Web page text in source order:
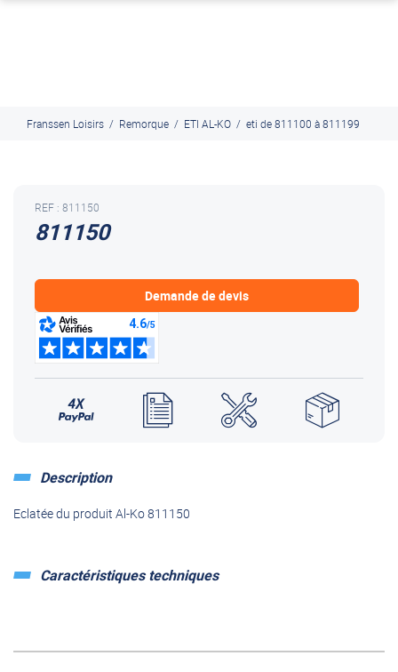
Franssen Loisirs / Remorque / ETI AL-KO / eti de 811100 à 811199
811150
REF : 811150
Demande de devis
Description
Eclatée du produit Al-Ko 811150
Caractéristiques techniques